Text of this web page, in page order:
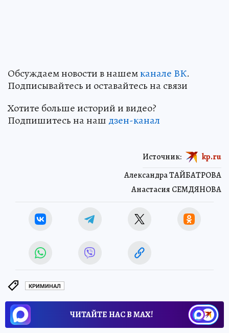
Обсуждаем новости в нашемканале ВК.
Подписывайтесь и оставайтесь на связи
Хотите больше историй и видео?
Подпишитесь на наш дзен-канал
Александра ТАЙБАТРОВА
Анастасия СЕМДЯНОВА
Источник: kp.ru
КРИМИНАЛ
ЧИТАЙТЕ НАС В МАХ!